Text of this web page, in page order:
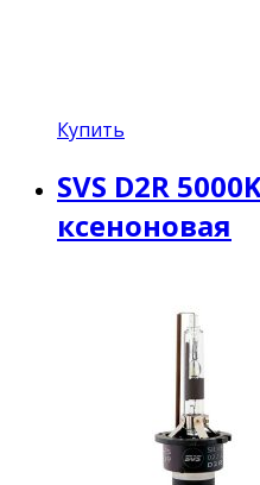
Купить
SVS D2R
ксеноновая